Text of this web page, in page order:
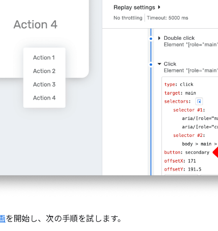
を開始し、次の手順を試します。